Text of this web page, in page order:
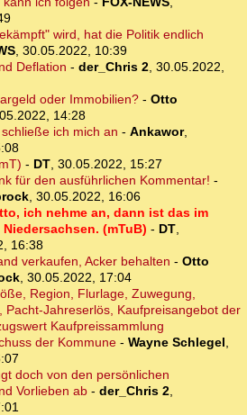
wird, hat die Politik endlich
, 30.05.2022, 10:39
Deflation - der_Chris 2, 30.05.2022,
oder Immobilien?- Otto
14:28
ich mich an - Ankawor,
- DT, 30.05.2022, 15:27
für den ausführlichen Kommentar! -
, 30.05.2022, 16:06
ich nehme an, dann ist das im
(mTuB) - DT,
16:38
verkaufen, Acker behalten - Otto
, 30.05.2022, 17:04
Region, Flurlage, Zuwegung,
Pacht-Jahreserlös, Kaufpreisangebot der
Kaufpreissammlung
der Kommune - Wayne Schlegel,
doch von den persönlichen
Vorlieben ab - der_Chris 2,